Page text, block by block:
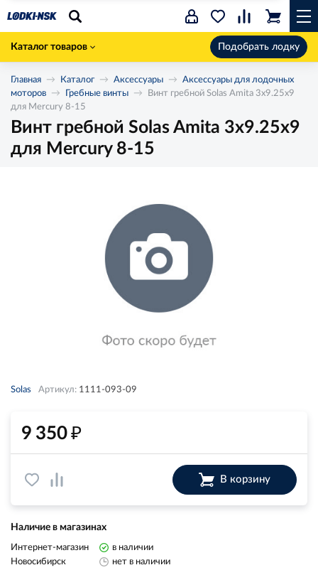
Каталог товаров Подобрать лодку
Главная Каталог Аксессуары
Аксессуары для лодочных
моторов
Гребные винты
Винт гребной Solas Amita 3x9.25x9
для Mercury 8-15
Винт гребной Solas Amita 3x9.25x9
для Mercury 8-15
Solas Артикул: 1111-093-09
9 350₽
В корзину
Наличие в магазинах
Интернет-магазин
в наличии
Новосибирск
нет в наличии